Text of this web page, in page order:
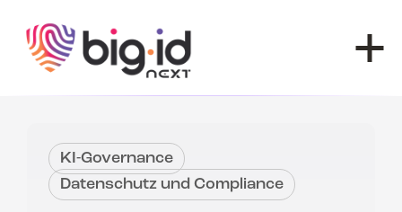
KI-Governance
Datenschutz und Compliance